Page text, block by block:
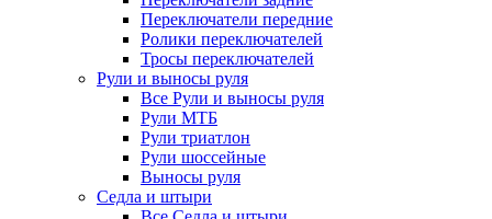
Переключатели передние
Ролики переключателей
Тросы переключателей
Рули и выносы руля
Все Рули и выносы руля
Рули МТБ
Рули триатлон
Рули шоссейные
Выносы руля
Седла и штыри